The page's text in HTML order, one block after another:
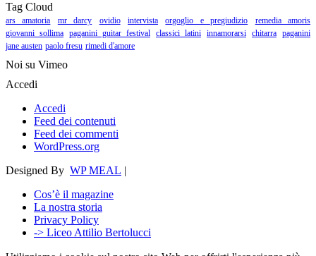
Tag Cloud
ars amatoria mr darcy ovidio intervista orgoglio e pregiudizio
remedia amoris
giovanni sollima paganini guitar festival classici latini innamorarsi chitarra paganini
jane austen paolo fresu rimedi d'amore
Noi su Vimeo
Accedi
Accedi
Feed dei contenuti
Feed dei commenti
WordPress.org
Designed By WP MEAL |
Cos’è il magazine
La nostra storia
Privacy Policy
-> Liceo Attilio Bertolucci